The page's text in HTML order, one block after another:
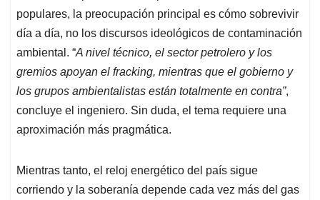
populares, la preocupación principal es cómo sobrevivir
día a día, no los discursos ideológicos de contaminación
ambiental. “A nivel técnico, el sector petrolero y los
gremios apoyan el fracking, mientras que el gobierno y
los grupos ambientalistas están totalmente en contra”,
concluye el ingeniero. Sin duda, el tema requiere una
aproximación más pragmática.
Mientras tanto, el reloj energético del país sigue
corriendo y la soberanía depende cada vez más del gas